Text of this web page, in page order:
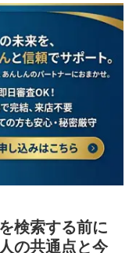
検索する前に
の共通点と今